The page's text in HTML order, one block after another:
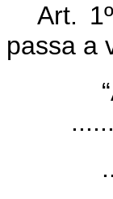
Art.
passa a